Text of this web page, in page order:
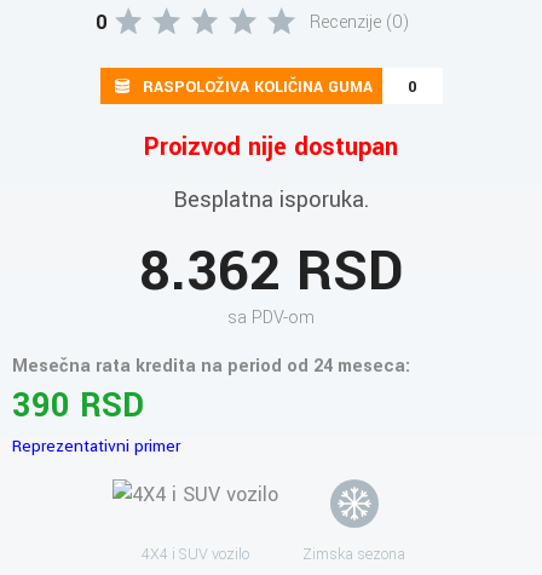
0 Recenzije (0)
RASPOLOŽIVA KOLIČINA GUMA 0
Proizvod nije dostupan
Besplatna isporuka.
8.362 RSD
sa PDV-om
Mesečna rata kredita na period od 24 meseca:
390 RSD
Reprezentativni primer
4X4 i SUV vozilo Zimska sezona